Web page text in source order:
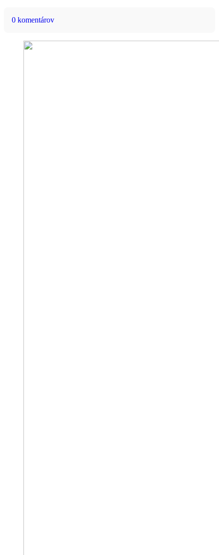
0 komentárov